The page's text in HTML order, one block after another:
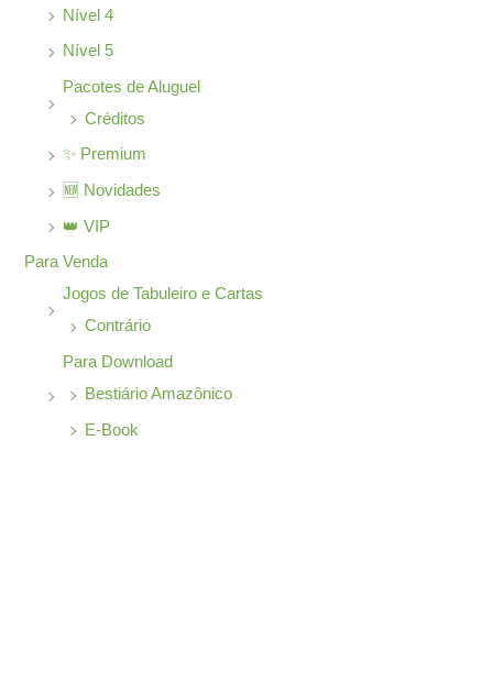
Nível 4
Nível 5
Pacotes de Aluguel
Créditos
✨ Premium
🆕 Novidades
👑 VIP
Para Venda
Jogos de Tabuleiro e Cartas
Contrário
Para Download
Bestiário Amazônico
E-Book